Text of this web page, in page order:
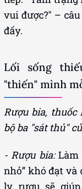
đấy.
"thiến" mình
Rượu bia,
bộ ba "sát thủ"
- Rượu bia:Làm
nhỏ” khó đạt
ly rượu sẽ
chúng chỉ khiến